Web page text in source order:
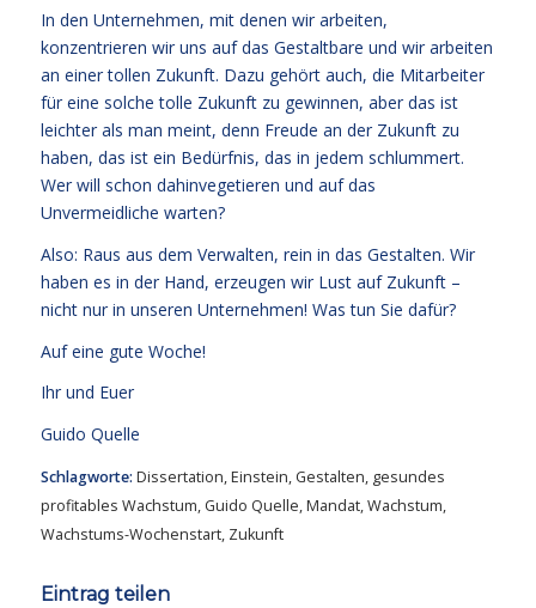
In den Unternehmen, mit denen wir arbeiten,
konzentrieren wir uns auf das Gestaltbare und wir arbeiten
an einer tollen Zukunft. Dazu gehört auch, die Mitarbeiter
für eine solche tolle Zukunft zu gewinnen, aber das ist
leichter als man meint, denn Freude an der Zukunft zu
haben, das ist ein Bedürfnis, das in jedem schlummert.
Wer will schon dahinvegetieren und auf das
Unvermeidliche warten?
Also: Raus aus dem Verwalten, rein in das Gestalten. Wir
haben es in der Hand, erzeugen wir Lust auf Zukunft –
nicht nur in unseren Unternehmen! Was tun Sie dafür?
Auf eine gute Woche!
Ihr und Euer
Guido Quelle
Schlagworte: Dissertation,Einstein, Gestalten, gesundes
profitables Wachstum, Guido Quelle,Mandat,Wachstum,
Wachstums-Wochenstart, Zukunft
Eintrag teilen